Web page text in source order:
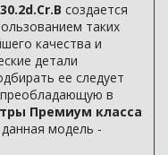
создается
таких
качества и
детали
ее следует
преобладающую в
Премиум класса
данная модель -